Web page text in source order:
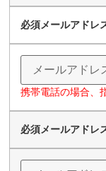
必須メールアドレ
携帯電話の場合、
必須メールアドレ